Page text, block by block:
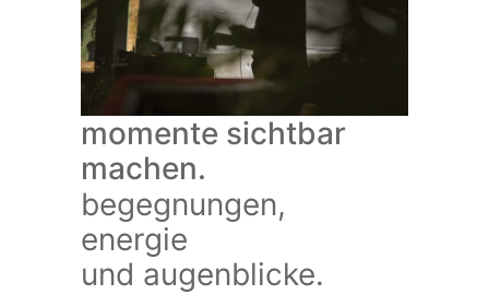
momente sichtbar
machen.
begegnungen,
energie
und augenblicke.